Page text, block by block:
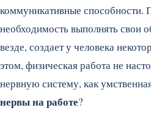
коммуникативные способности.
необходимость выполнять свои
везде, создает у человека
этом, физическая работа не
нервную систему, как
нервы на работе?